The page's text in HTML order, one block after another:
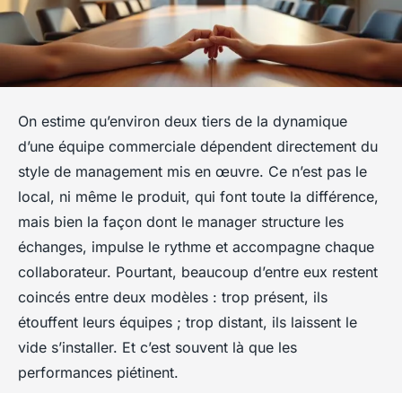
On estime qu’environ deux tiers de la dynamique
d’une équipe commerciale dépendent directement du
style de management mis en œuvre. Ce n’est pas le
local, ni même le produit, qui font toute la différence,
mais bien la façon dont le manager structure les
échanges, impulse le rythme et accompagne chaque
collaborateur. Pourtant, beaucoup d’entre eux restent
coincés entre deux modèles : trop présent, ils
étouffent leurs équipes ; trop distant, ils laissent le
vide s’installer. Et c’est souvent là que les
performances piétinent.